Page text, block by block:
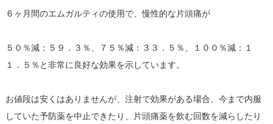
６ヶ月間のエムガルティの使用で、慢性的な片頭痛が
５０％減：５９．３％、７５％減：３３．５％、１００％減：１
１．５％と非常に良好な効果を示しています。
お値段は安くはありませんが、注射で効果がある場合、今まで内服
していた予防薬を中止できたり、片頭痛薬を飲む回数を減らしたり